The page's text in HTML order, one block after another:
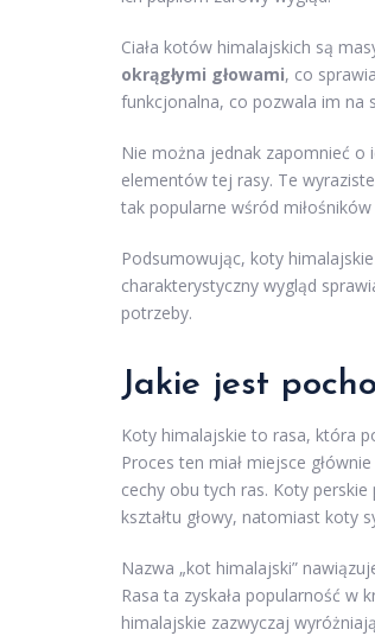
Ciała kotów himalajskich są
okrągłymi głowami, co
funkcjonalna, co pozwala im na
Nie można jednak zapomnieć o
elementów tej rasy. Te
tak popularne wśród
Podsumowując, koty
charakterystyczny wygląd
potrzeby.
Jakie jest
Koty himalajskie to rasa, która
Proces ten miał miejsce
cechy obu tych ras. Koty
kształtu głowy, natomiast koty
Nazwa „kot himalajski”
Rasa ta zyskała popularność
himalajskie zazwyczaj